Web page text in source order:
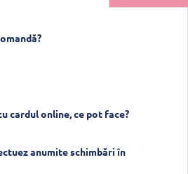
cardul online, ce pot face?
anumite schimbări în